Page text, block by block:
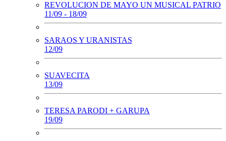
REVOLUCION DE MAYO UN MUSICAL PATRIO
11/09 - 18/09
SARAOS Y URANISTAS
12/09
SUAVECITA
13/09
TERESA PARODI + GARUPA
19/09